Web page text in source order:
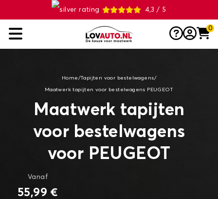
4,3 / 5
0
Home /Tapijten voor bestelwagens/
Maatwerk tapijten voor bestelwagens PEUGEOT
Maatwerk tapijten
voor bestelwagens
voor PEUGEOT
Vanaf
55,99 €